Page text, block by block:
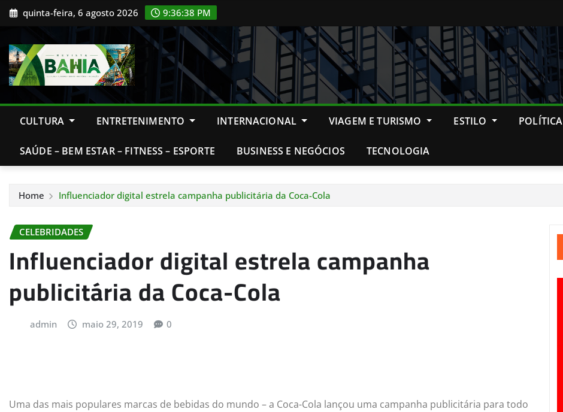
Skip quinta-feira, 6 agosto 2026 9:36:39 PM
CULTURA ENTRETENIMENTO INTERNACIONAL VIAGEM E TURISMO ESTILO POLÍTICA
SAÚDE – BEM ESTAR – FITNESS – ESPORTE BUSINESS E NEGÓCIOS TECNOLOGIA
Home Influenciador digital estrela campanha publicitária da Coca-Cola
CELEBRIDADES
Influenciador digital estrela campanha
publicitária da Coca-Cola
admin maio 29, 2019 0
Uma das mais populares marcas de bebidas do mundo – a Coca-Cola lançou uma campanha publicitária para todo